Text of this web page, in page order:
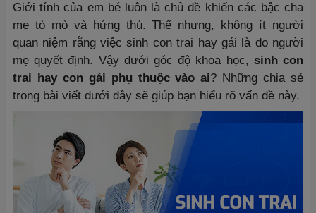
Giới tính của em bé luôn là chủ đề khiến các bậc cha
mẹ tò mò và hứng thú. Thế nhưng, không ít người
quan niệm rằng việc sinh con trai hay gái là do người
mẹ quyết định. Vậy dưới góc độ khoa học, sinh con
trai hay con gái phụ thuộc vào ai? Những chia sẻ
trong bài viết dưới đây sẽ giúp bạn hiểu rõ vấn đề này.